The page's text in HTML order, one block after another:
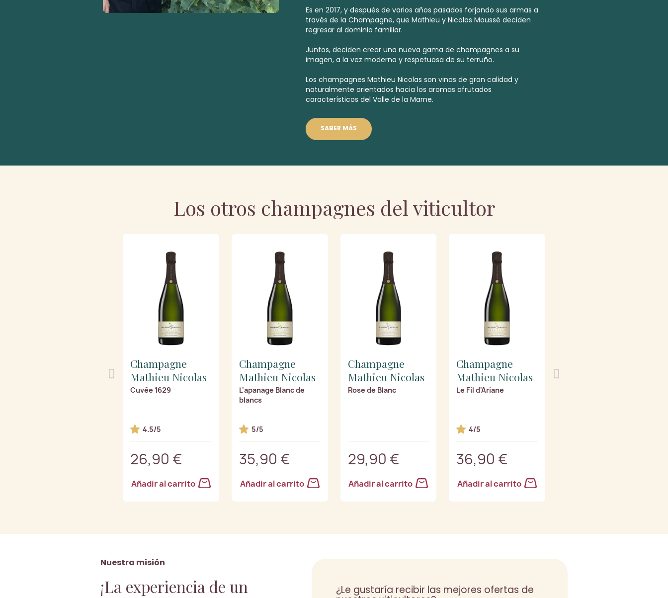
Es en 2017, y después de varios años pasados forjando sus armas a
través de la Champagne, que Mathieu y Nicolas Moussé deciden
regresar al dominio familiar.
Juntos, deciden crear una nueva gama de champagnes a su
imagen, a la vez moderna y respetuosa de su terruño.
Los champagnes Mathieu Nicolas son vinos de gran calidad y
naturalmente orientados hacia los aromas afrutados
característicos del Valle de la Marne.
SABER MÁS
Los otros champagnes del viticultor
Champagne
Mathieu Nicolas
Cuvée 1629
4.5/5
26,90 €
Añadir al carrito
Champagne
Mathieu Nicolas
L'apanage Blanc de
blancs
5/5
35,90 €
Añadir al carrito
Champagne
Mathieu Nicolas
Rose de Blanc
29,90 €
Añadir al carrito
Champagne
Mathieu Nicolas
Le Fil d'Ariane
4/5
36,90 €
Añadir al carrito
Nuestra misión
¡La experiencia de un
¿Le gustaría recibir las mejores ofertas de